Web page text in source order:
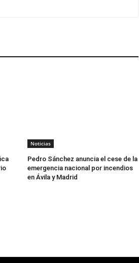
Noticias
Pedro Sánchez anuncia el cese de la
emergencia nacional por incendios
en Ávila y Madrid